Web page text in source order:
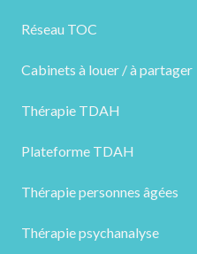
Réseau TOC
Cabinets à louer / à partager
Thérapie TDAH
Plateforme TDAH
Thérapie personnes âgées
Thérapie psychanalyse